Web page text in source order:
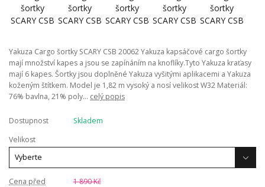
Yakuza Cargo šortky SCARY CSB 20062 Yakuza kapsáčové cargo šortky
mají množství kapes a jsou se zapínáním na knoflíky.Tyto Yakuza kraťasy
mají 6 kapes. Šortky jsou doplněné Yakuza vyšitými aplikacemi a Yakuza
koženým štítkem. Model je 1,82 m vysoký a nosí velikost W32 Materiál:
76% bavlna, 21% poly... celý popis
Dostupnost
Skladem
Velikost
Cena před
1 890 Kč